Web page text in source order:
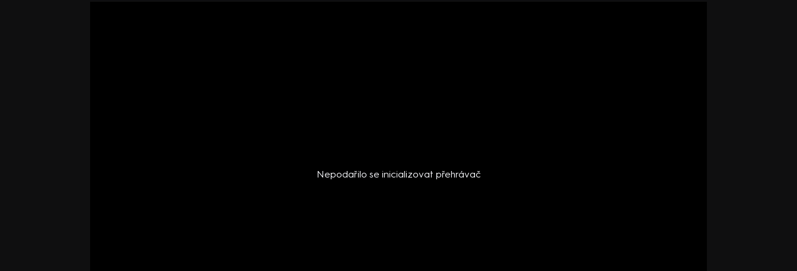
Nepodařilo se inicializovat přehrávač